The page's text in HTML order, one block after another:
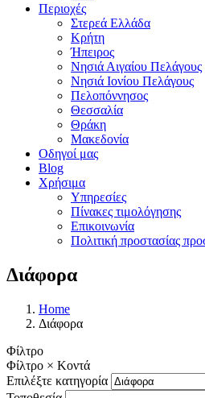
Περιοχές
Στερεά Ελλάδα
Κρήτη
Ήπειρος
Νησιά Αιγαίου Πελάγους
Νησιά Ιονίου Πελάγους
Πελοπόννησος
Θεσσαλία
Θράκη
Μακεδονία
Οδηγοί μας
Blog
Χρήσιμα
Υπηρεσίες
Πίνακες τιμολόγησης
Επικοινωνία
Πολιτική προστασίας
Διάφορα
Home
Διάφορα
Φίλτρο
Φίλτρο × Κοντά
Επιλέξτε κατηγορία